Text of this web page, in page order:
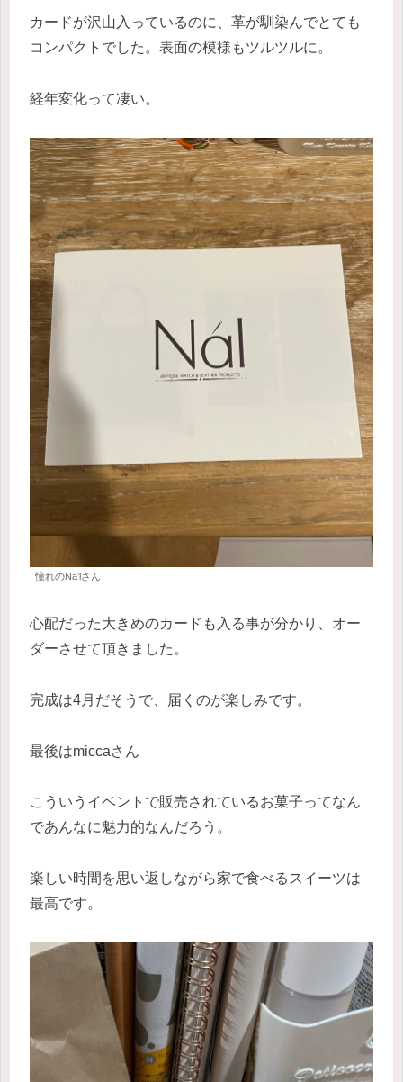
カードが沢山入っているのに、革が馴染んでとても
コンパクトでした。表面の模様もツルツルに。
経年変化って凄い。
憧れのNa’lさん
心配だった大きめのカードも入る事が分かり、オー
ダーさせて頂きました。
完成は4月だそうで、届くのが楽しみです。
最後はmiccaさん
こういうイベントで販売されているお菓子ってなん
であんなに魅力的なんだろう。
楽しい時間を思い返しながら家で食べるスイーツは
最高です。